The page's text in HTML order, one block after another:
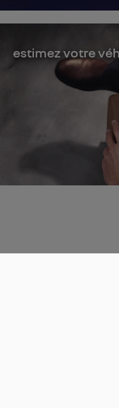
estimez votre